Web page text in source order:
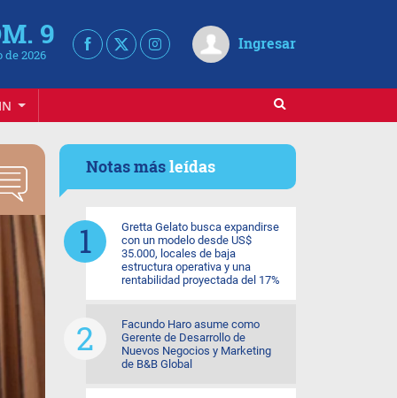
9
de 2026
Ingresar
Notas másleídas
Gretta Gelato busca expandirse
con un modelo desde US$
35.000, locales de baja
estructura operativa y una
rentabilidad proyectada del 17%
Facundo Haro asume como
Gerente de Desarrollo de
Nuevos Negocios y Marketing
de B&B Global